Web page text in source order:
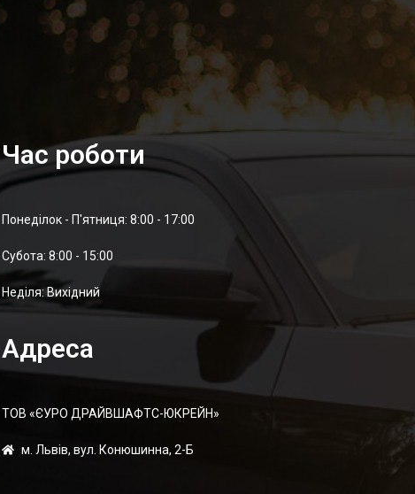
Час роботи
Понеділок - П'ятниця: 8:00 - 17:00
Суботa: 8:00 - 15:00
Неділя: Вихідний
Адреса
ТОВ «ЄУРО ДРАЙВШАФТC-ЮКРЕЙН»
м. Львів, вул. Конюшинна, 2-Б